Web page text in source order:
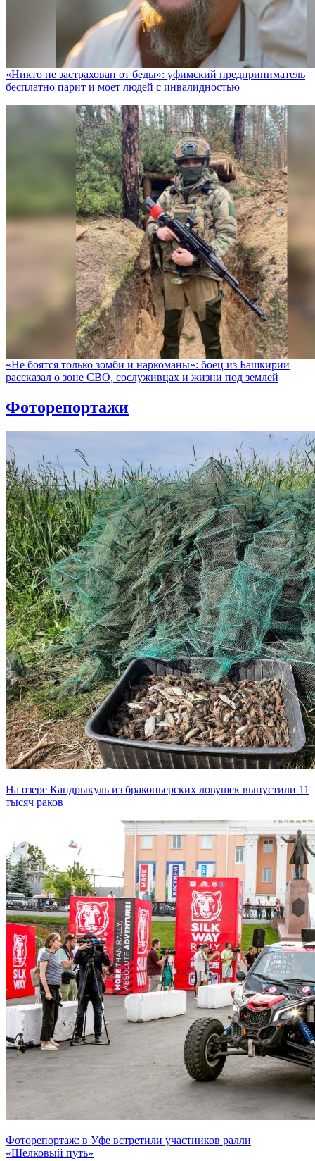
«Никто не заcтрахован от беды»: уфимский предприниматель
бесплатно парит и моет людей с инвалидностью
«Не боятся только зомби и наркоманы»: боец из Башкирии
рассказал о зоне СВО, сослуживцах и жизни под землей
Фоторепортажи
На озере Кандрыкуль из браконьерских ловушек выпустили 11
тысяч раков
Фоторепортаж: в Уфе встретили участников ралли
«Шелковый путь»